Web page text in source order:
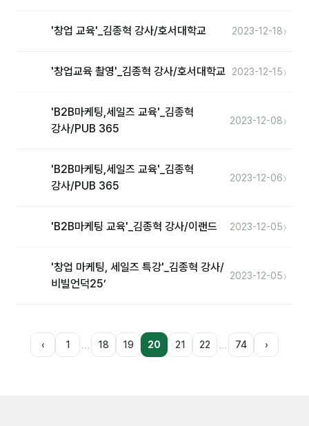
'창업 교육'_김종혁 강사/호서대학교 2023-12-18›
'창업교육 촬영'_김종혁 강사/호서대학교 2023-12-15›
'B2B마케팅,세일즈 교육'_김종혁
강사/PUB 365
2023-12-08›
'B2B마케팅,세일즈 교육'_김종혁
강사/PUB 365
2023-12-06›
'B2B마케팅 교육'_김종혁 강사/이랜드 2023-12-05›
'창업 마케팅, 세일즈 특강'_김종혁 강사/
비빌언덕25’
2023-12-05›
‹ 1 … 18 19 20 21 22 … 74 ›